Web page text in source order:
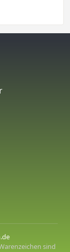
sind